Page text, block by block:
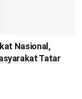
Nasional,
Tatar